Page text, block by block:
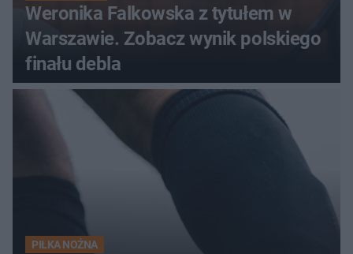
Weronika Falkowska z tytułem w
Warszawie. Zobacz wynik polskiego
finału debla
PIŁKA NOŻNA